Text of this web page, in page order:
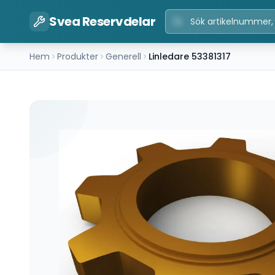
Svea Reservdelar
Hem Produkter Generell Linledare 53381317